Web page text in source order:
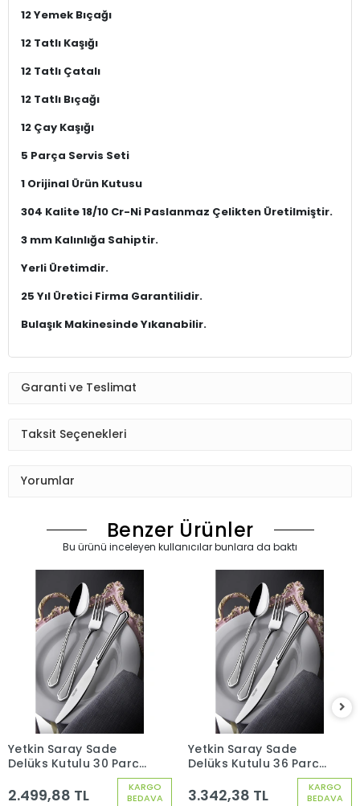
12 Yemek Bıçağı
12 Tatlı Kaşığı
12 Tatlı Çatalı
12 Tatlı Bıçağı
12 Çay Kaşığı
5 Parça Servis Seti
1 Orijinal Ürün Kutusu
304 Kalite 18/10 Cr-Ni Paslanmaz Çelikten Üretilmiştir.
3 mm Kalınlığa Sahiptir.
Yerli Üretimdir.
25 Yıl Üretici Firma Garantilidir.
Bulaşık Makinesinde Yıkanabilir.
Garanti ve Teslimat
Taksit Seçenekleri
Yorumlar
Benzer Ürünler
Bu ürünü inceleyen kullanıcılar bunlara da baktı
KARGO
BEDAVA
Yetkin Saray Sade
Delüks Kutulu 30 Parça
6 Kişilik Çatal Kaşık
Seti
2.499,88 TL
KARGO
BEDAVA
Yetkin Saray Sade
Delüks Kutulu 36 Parça
6 Kişilik Çatal Kaşık
Bıçak Seti
3.342,38 TL